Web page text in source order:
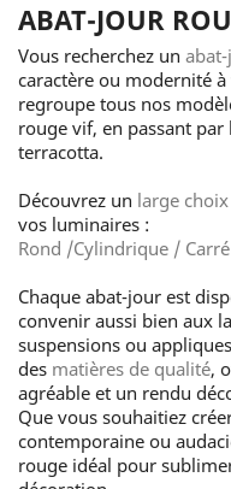
ABAT-JOUR
Vous recherchez un
caractère ou modernité
regroupe tous nos
rouge vif, en passant
terracotta.
Découvrez un large
vos luminaires :
Rond /Cylindrique / C
Chaque abat‑jour est
convenir aussi bien aux
suspensions ou
des matières de qualité,
agréable et un rendu
Que vous souhaitiez
contemporaine ou
rouge idéal pour